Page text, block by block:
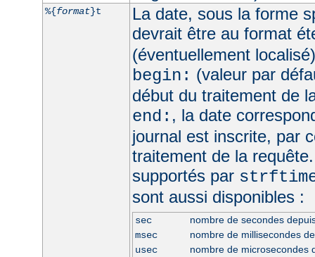
%{format}t
La date, sous la forme
devrait être au format
(éventuellement
begin: (valeur par
début du traitement de
end: , la date
journal est inscrite, par
traitement de la
supportés par
sont aussi disponibles :
sec
nombre de secondes
msec
nombre de millisecondes
usec
nombre de microsecondes